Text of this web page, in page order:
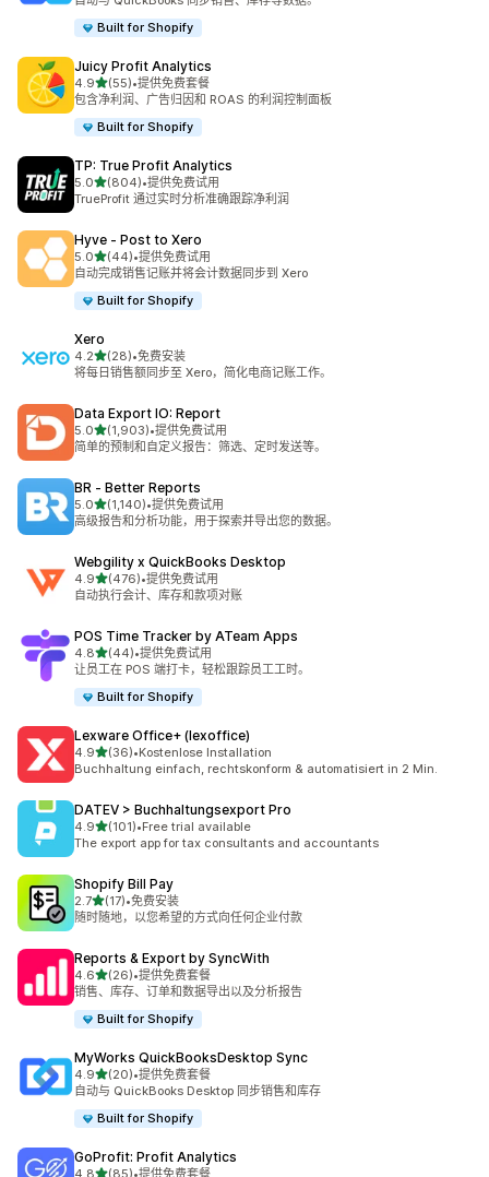
Built for Shopify
Juicy Profit Analytics
4.9星（满分 5 星）
(55)
总共 55 条评论
•提供免费套餐
包含净利润、广告归因和 ROAS 的利润控制面板
Built for Shopify
TP: True Profit Analytics
5.0星（满分 5 星）
(804)
总共 804 条评论
•提供免费试用
TrueProfit 通过实时分析准确跟踪净利润
Hyve ‑ Post to Xero
5.0星（满分 5 星）
(44)
总共 44 条评论
•提供免费试用
自动完成销售记账并将会计数据同步到 Xero
Built for Shopify
Xero
4.2星（满分 5 星）
(28)
总共 28 条评论
•免费安装
将每日销售额同步至 Xero，简化电商记账工作。
Data Export IO: Report
5.0星（满分 5 星）
(1,903)
总共 1903 条评论
•提供免费试用
简单的预制和自定义报告：筛选、定时发送等。
BR ‑ Better Reports
5.0星（满分 5 星）
(1,140)
总共 1140 条评论
•提供免费试用
高级报告和分析功能，用于探索并导出您的数据。
Webgility x QuickBooks Desktop
4.9星（满分 5 星）
(476)
总共 476 条评论
•提供免费试用
自动执行会计、库存和款项对账
POS Time Tracker by ATeam Apps
4.8星（满分 5 星）
(44)
总共 44 条评论
•提供免费试用
让员工在 POS 端打卡，轻松跟踪员工工时。
Built for Shopify
Lexware Office+ (lexoffice)
4.9星（满分 5 星）
(36)
总共 36 条评论
•Kostenlose Installation
Buchhaltung einfach, rechtskonform & automatisiert in 2 Min.
DATEV > Buchhaltungsexport Pro
4.9星（满分 5 星）
(101)
总共 101 条评论
•Free trial available
The export app for tax consultants and accountants
Shopify Bill Pay
2.7星（满分 5 星）
(17)
总共 17 条评论
•免费安装
随时随地，以您希望的方式向任何企业付款
Reports & Export by SyncWith
4.6星（满分 5 星）
(26)
总共 26 条评论
•提供免费套餐
销售、库存、订单和数据导出以及分析报告
Built for Shopify
MyWorks QuickBooksDesktop Sync
4.9星（满分 5 星）
(20)
总共 20 条评论
•提供免费套餐
自动与 QuickBooks Desktop 同步销售和库存
Built for Shopify
GoProfit: Profit Analytics
4.8星（满分 5 星）
(85)•提供免费套餐